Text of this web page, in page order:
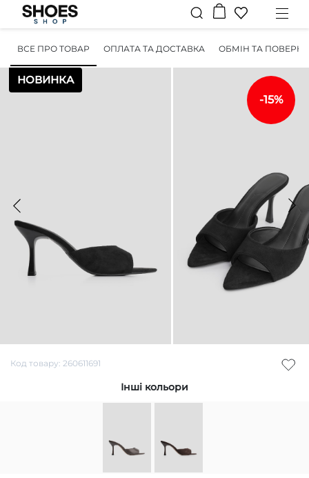
ВСЕ ПРО ТОВАР ОПЛАТА ТА ДОСТАВКА ОБМІН ТА
НОВИНКА
-15%
Код товару: 260611691
Інші кольори